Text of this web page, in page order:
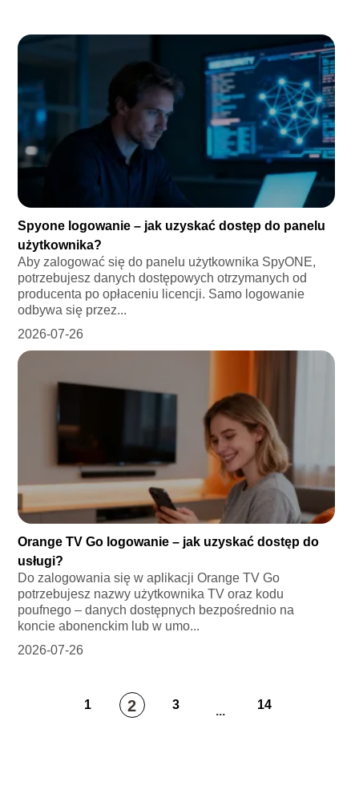
Spyone logowanie – jak uzyskać dostęp do panelu
użytkownika?
Aby zalogować się do panelu użytkownika SpyONE,
potrzebujesz danych dostępowych otrzymanych od
producenta po opłaceniu licencji. Samo logowanie
odbywa się przez...
2026-07-26
Orange TV Go logowanie – jak uzyskać dostęp do
usługi?
Do zalogowania się w aplikacji Orange TV Go
potrzebujesz nazwy użytkownika TV oraz kodu
poufnego – danych dostępnych bezpośrednio na
koncie abonenckim lub w umo...
2026-07-26
1 2 3 ... 14